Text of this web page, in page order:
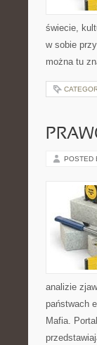
świecie,
w sobie
można tu
POSTED
analizie
państwach
Mafia.